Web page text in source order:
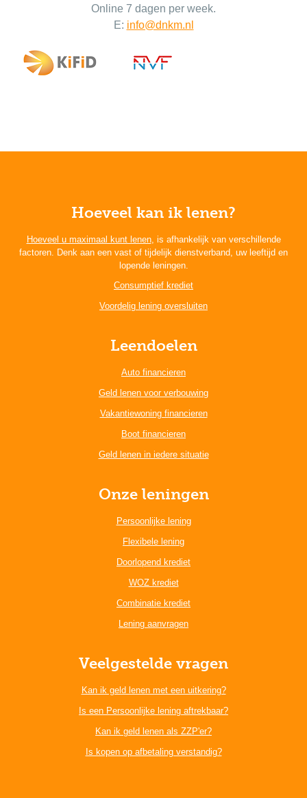
Online 7 dagen per week.
E: info@dnkm.nl
Hoeveel kan ik lenen?
Hoeveel u maximaal kunt lenen, is afhankelijk van verschillende
factoren. Denk aan een vast of tijdelijk dienstverband, uw leeftijd en
lopende leningen.
Consumptief krediet
Voordelig lening oversluiten
Leendoelen
Auto financieren
Geld lenen voor verbouwing
Vakantiewoning financieren
Boot financieren
Geld lenen in iedere situatie
Onze leningen
Persoonlijke lening
Flexibele lening
Doorlopend krediet
WOZ krediet
Combinatie krediet
Lening aanvragen
Veelgestelde vragen
Kan ik geld lenen met een uitkering?
Is een Persoonlijke lening aftrekbaar?
Kan ik geld lenen als ZZP'er?
Is kopen op afbetaling verstandig?